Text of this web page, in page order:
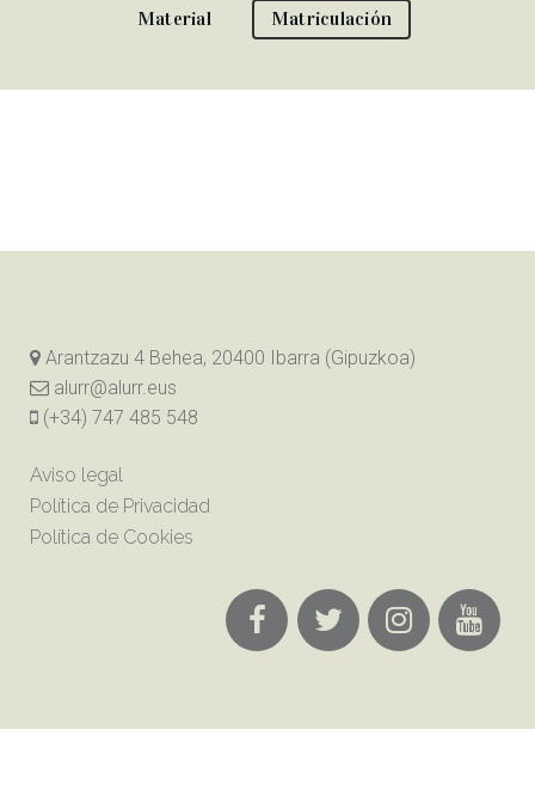
Material
Matriculación
Arantzazu 4 Behea, 20400 Ibarra (Gipuzkoa)
alurr@alurr.eus
(+34) 747 485 548
Aviso legal
Política de Privacidad
Política de Cookies